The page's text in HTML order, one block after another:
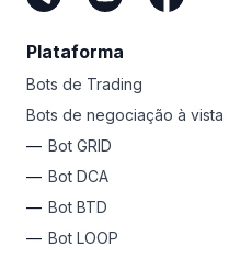
Plataforma
Bots de Trading
Bots de negociação à vista
Bot GRID
Bot DCA
Bot BTD
Bot LOOP